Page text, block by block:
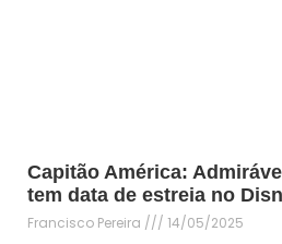
Capitão América:
tem data de estreia no
Francisco Pereira 14/05/2025